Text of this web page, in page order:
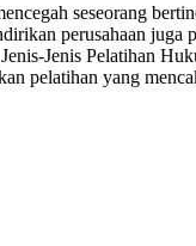
seseorang
perusahaan
Jenis Pelatihan
pelatihan yang